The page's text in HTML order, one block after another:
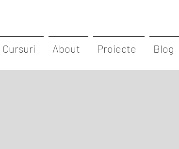
Cursuri About Proiecte Blog